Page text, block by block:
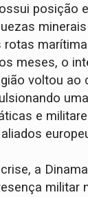
posição
rotas
meses, o
voltou ao
e
a
militar